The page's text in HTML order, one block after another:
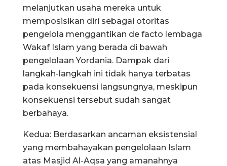
melanjutkan usaha mereka untuk
memposisikan diri sebagai otoritas
pengelola menggantikan de facto lembaga
Wakaf Islam yang berada di bawah
pengelolaan Yordania. Dampak dari
langkah-langkah ini tidak hanya terbatas
pada konsekuensi langsungnya, meskipun
konsekuensi tersebut sudah sangat
berbahaya.
Kedua: Berdasarkan ancaman eksistensial
yang membahayakan pengelolaan Islam
atas Masjid Al-Aqsa yang amanahnya